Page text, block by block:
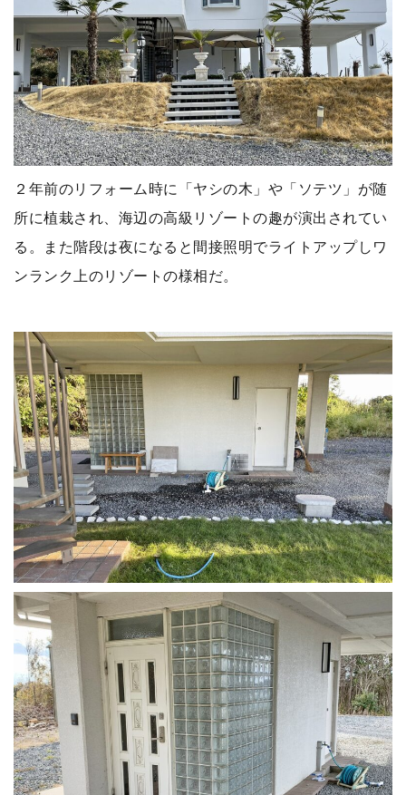
２年前のリフォーム時に「ヤシの木」や「ソテツ」が随
所に植栽され、海辺の高級リゾートの趣が演出されてい
る。また階段は夜になると間接照明でライトアップしワ
ンランク上のリゾートの様相だ。